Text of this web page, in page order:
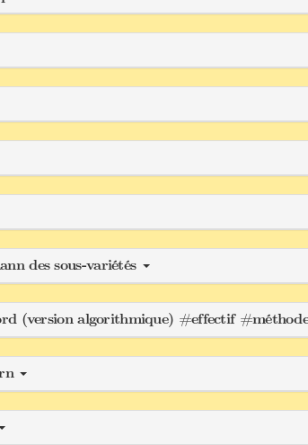
des sous-variétés
(version algorithmique) #effectif